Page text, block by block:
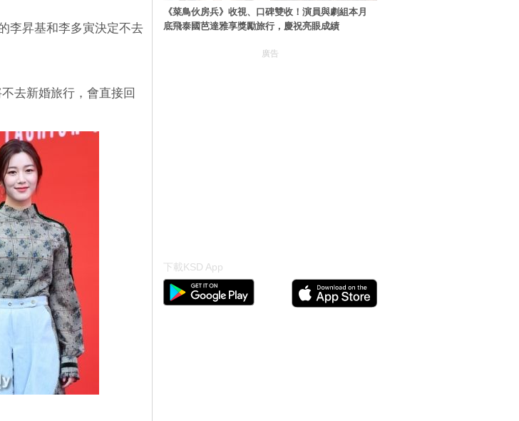
李昇基和李多寅決定不去
去新婚旅行，會直接回
《菜鳥伙房兵》收視、口碑雙收！演員與劇組本月
底飛泰國芭達雅享獎勵旅行，慶祝亮眼成績
廣告
下載KSD App